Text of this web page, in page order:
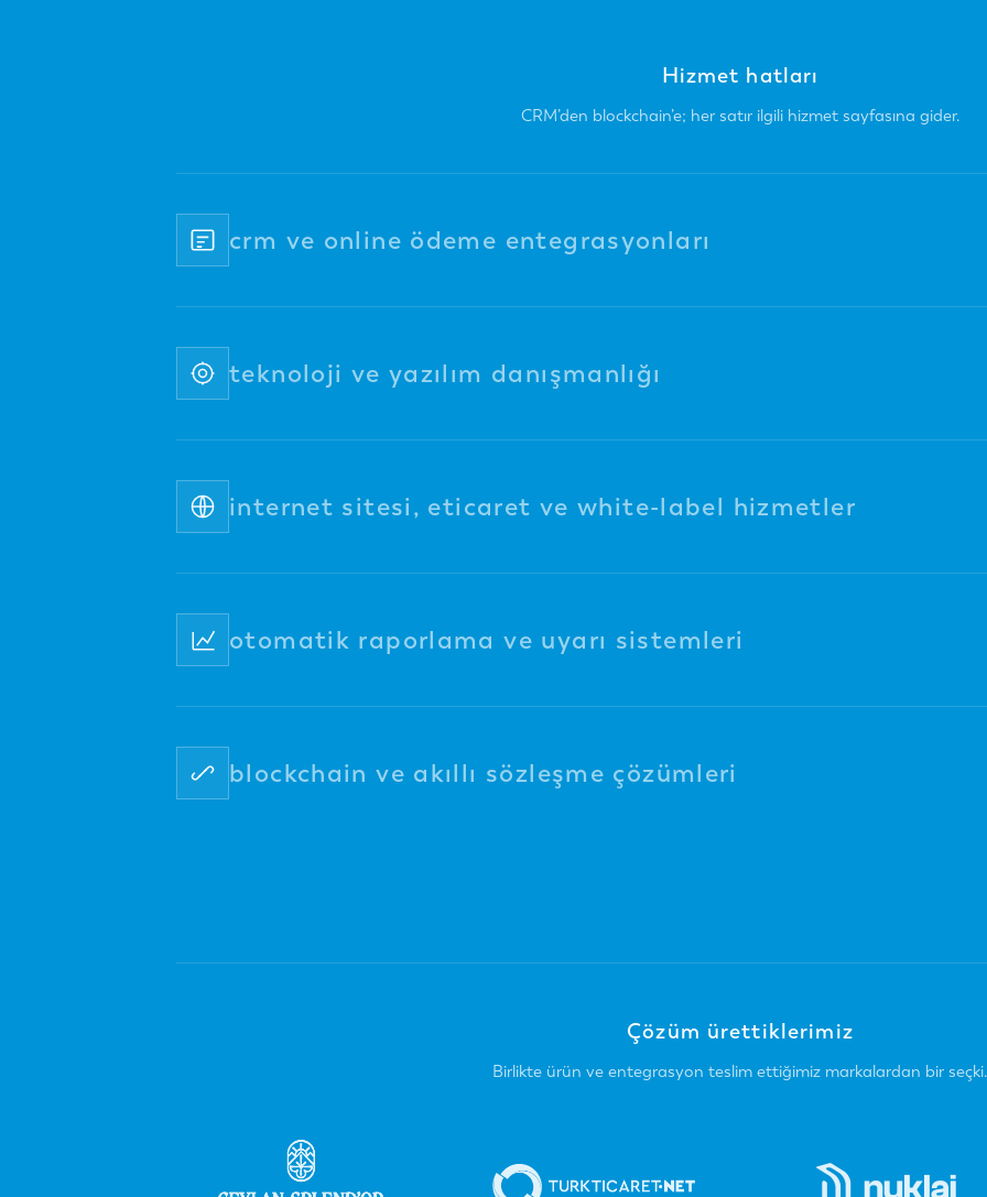
Hizmet hatları
CRM’den blockchain’e; her satır ilgili hizmet sayfasına gider.
crm ve online ödeme entegrasyonları
teknoloji ve yazılım danışmanlığı
internet sitesi, eticaret ve white-label hizmetler
otomatik raporlama ve uyarı sistemleri
blockchain ve akıllı sözleşme çözümleri
Çözüm ürettiklerimiz
Birlikte ürün ve entegrasyon teslim ettiğimiz markalardan bir seçki.